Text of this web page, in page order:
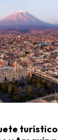
turístico